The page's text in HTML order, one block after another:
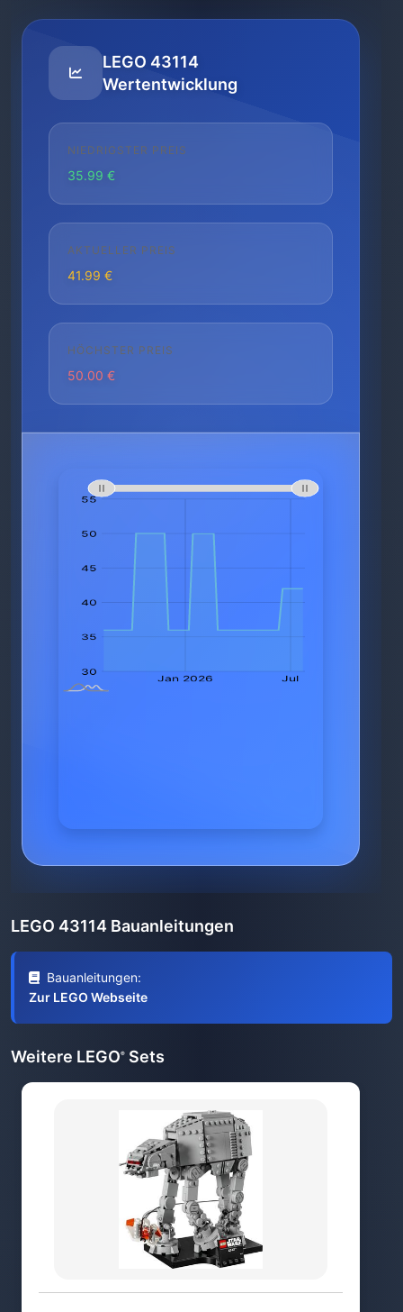
LEGO 43114
Wertentwicklung
NIEDRIGSTER PREIS
35.99 €
AKTUELLER PREIS
41.99 €
HÖCHSTER PREIS
50.00 €
LEGO 43114 Bauanleitungen
Bauanleitungen:
Zur LEGO Webseite
Weitere LEGO® Sets